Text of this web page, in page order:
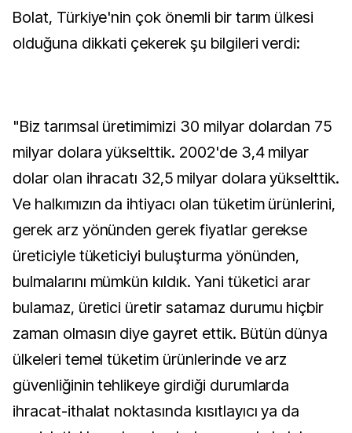
Bolat, Türkiye'nin çok önemli bir tarım ülkesi
olduğuna dikkati çekerek şu bilgileri verdi:
"Biz tarımsal üretimimizi 30 milyar dolardan 75
milyar dolara yükselttik. 2002'de 3,4 milyar
dolar olan ihracatı 32,5 milyar dolara yükselttik.
Ve halkımızın da ihtiyacı olan tüketim ürünlerini,
gerek arz yönünden gerek fiyatlar gerekse
üreticiyle tüketiciyi buluşturma yönünden,
bulmalarını mümkün kıldık. Yani tüketici arar
bulamaz, üretici üretir satamaz durumu hiçbir
zaman olmasın diye gayret ettik. Bütün dünya
ülkeleri temel tüketim ürünlerinde ve arz
güvenliğinin tehlikeye girdiği durumlarda
ihracat-ithalat noktasında kısıtlayıcı ya da